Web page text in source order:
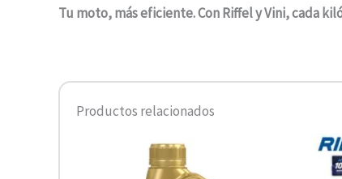
Tu moto, más eficiente. Con Riffel y Vini, cada
Productos relacionados